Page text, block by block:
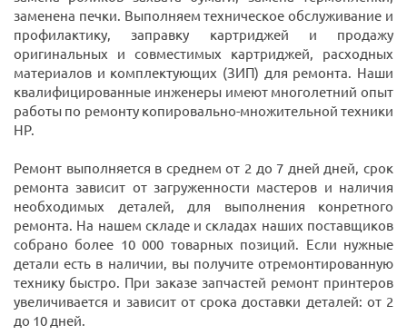
заменена печки. Выполняем техническое обслуживание и
профилактику, заправку картриджей и продажу
оригинальных и совместимых картриджей, расходных
материалов и комплектующих (ЗИП) для ремонта. Наши
квалифицированные инженеры имеют многолетний опыт
работы по ремонту копировально-множительной техники
HP.
Ремонт выполняется в среднем от 2 до 7 дней дней, срок
ремонта зависит от загруженности мастеров и наличия
необходимых деталей, для выполнения конретного
ремонта. На нашем складе и складах наших поставщиков
собрано более 10 000 товарных позиций. Если нужные
детали есть в наличии, вы получите отремонтированную
технику быстро. При заказе запчастей ремонт принтеров
увеличивается и зависит от срока доставки деталей: от 2
до 10 дней.